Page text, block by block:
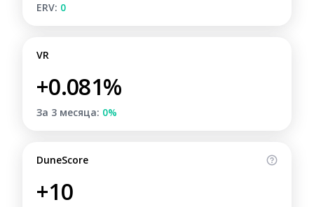
ERV: 0
VR
+0.081%
За 3 месяца: 0%
DuneScore
+10